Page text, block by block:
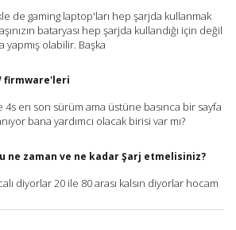
de gaming laptop'ları hep şarjda kullanmak
bataryası hep şarjda kullandığı için değil
yapmış olabilir. Başka
firmware'leri
en son sürüm ama üstüne basınca bir sayfa
bana yardımcı olacak birisi var mı?
ne zaman ve ne kadar Şarj etmelisiniz?
diyorlar 20 ile 80 arası kalsın diyorlar hocam